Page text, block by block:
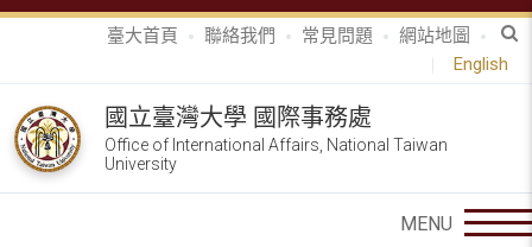
臺大首頁 聯絡我們 常見問題
網站地圖
English
國立臺灣大學 國際事務處
Office of International Affairs, National Taiwan
University